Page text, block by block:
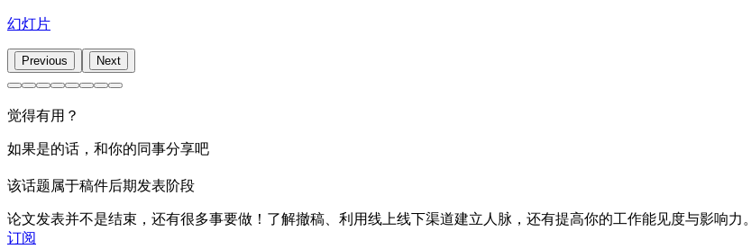
幻灯片
Previous Next
觉得有用？
如果是的话，和你的同事分享吧
该话题属于稿件后期发表阶段
论文发表并不是结束，还有很多事要做！了解撤稿、利用线上线下渠道建立人脉，还有提高你的工作能见度与影响力。
订阅